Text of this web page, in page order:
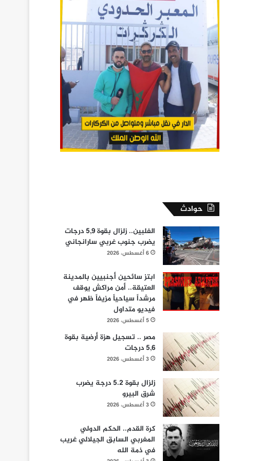
حوادث
الفلبين.. زلزال بقوة 5,9 درجات
يضرب جنوب غربي سارانجاني
6 أغسطس، 2026
ابتز سائحين أجنبيين بالمدينة
العتيقة.. أمن مراكش يوقف
مرشداً سياحياً مزيفاً ظهر في
فيديو متداول
5 أغسطس، 2026
مصر .. تسجيل هزة أرضية بقوة
5,6 درجات
3 أغسطس، 2026
زلزال بقوة 5.2 درجة يضرب
شرق البيرو
3 أغسطس، 2026
كرة القدم.. الحكم الدولي
المغربي السابق الجيلالي غريب
في ذمة الله